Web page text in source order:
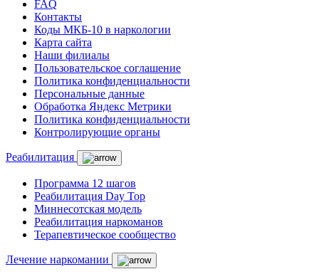
FAQ
Контакты
Коды МКБ-10 в наркологии
Карта сайта
Наши филиалы
Пользовательское соглашение
Политика конфиденциальности
Персональные данные
Обработка Яндекс Метрики
Политика конфиденциальности
Контролирующие органы
Реабилитация
Программа 12 шагов
Реабилитация Day Top
Миннесотская модель
Реабилитация наркоманов
Терапевтическое сообщество
Лечение наркомании